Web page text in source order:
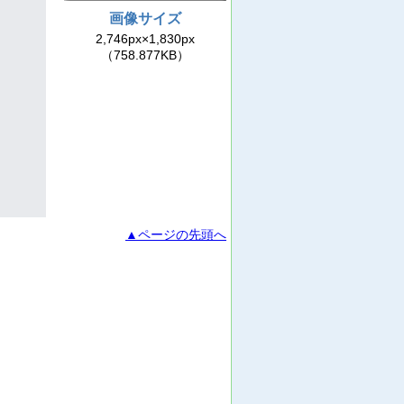
画像サイズ
2,746px×1,830px
（758.877KB）
▲ページの先頭へ